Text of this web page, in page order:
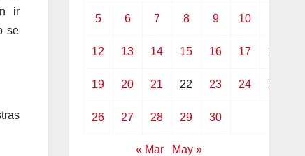
ir
se
5 6 7 8 9 10
12 13 14 15 16 17 18
19 20 21 22 23 24 25
26 27 28 29 30
« Mar May »